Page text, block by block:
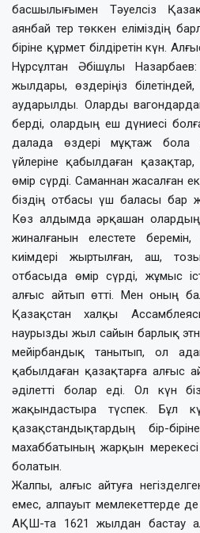
басшылығымен Тәуелсіз
аянбай тер төккен еліміздің
біріне құрмет білдіретін күн.
Нұрсұлтан Әбішұлы
жылдары, өздеріңіз
аударылды. Оларды
берді, олардың еш дүниесі
далада өздері мұқтаж бола
үйлеріне қабылдаған
өмір сүрді. Саманнан жасалған
біздің отбасы үш баласы бар
Көз алдымда әрқашан
жиналғанын елестете
киімдері жыртылған, аш,
отбасыда өмір сүрді, жұмыс
алғыс айтып өтті. Мен оның
Қазақстан халқы
наурызды жыл сайын барлық
мейірбандық танытып, ол
қабылдаған қазақтарға алғыс
әділетті болар еді. Ол күн
жақындастыра түспек. Бұл күн
қазақстандықтардың бір-
махаббатының жарқын
болатын.
Жалпы, алғыс айтуға
емес, алпауыт мемлекеттерде
АҚШ-та 1621 жылдан бастау